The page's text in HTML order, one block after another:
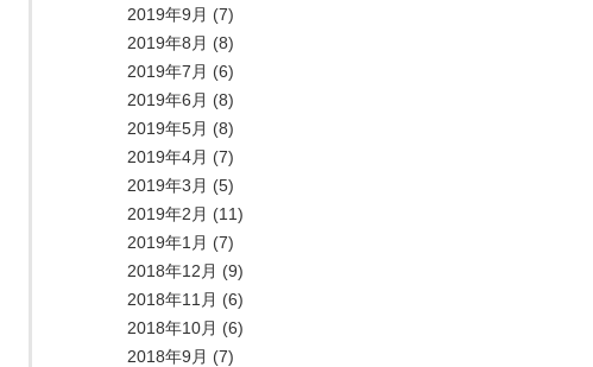
2019年9月 (7)
2019年8月 (8)
2019年7月 (6)
2019年6月 (8)
2019年5月 (8)
2019年4月 (7)
2019年3月 (5)
2019年2月 (11)
2019年1月 (7)
2018年12月 (9)
2018年11月 (6)
2018年10月 (6)
2018年9月 (7)